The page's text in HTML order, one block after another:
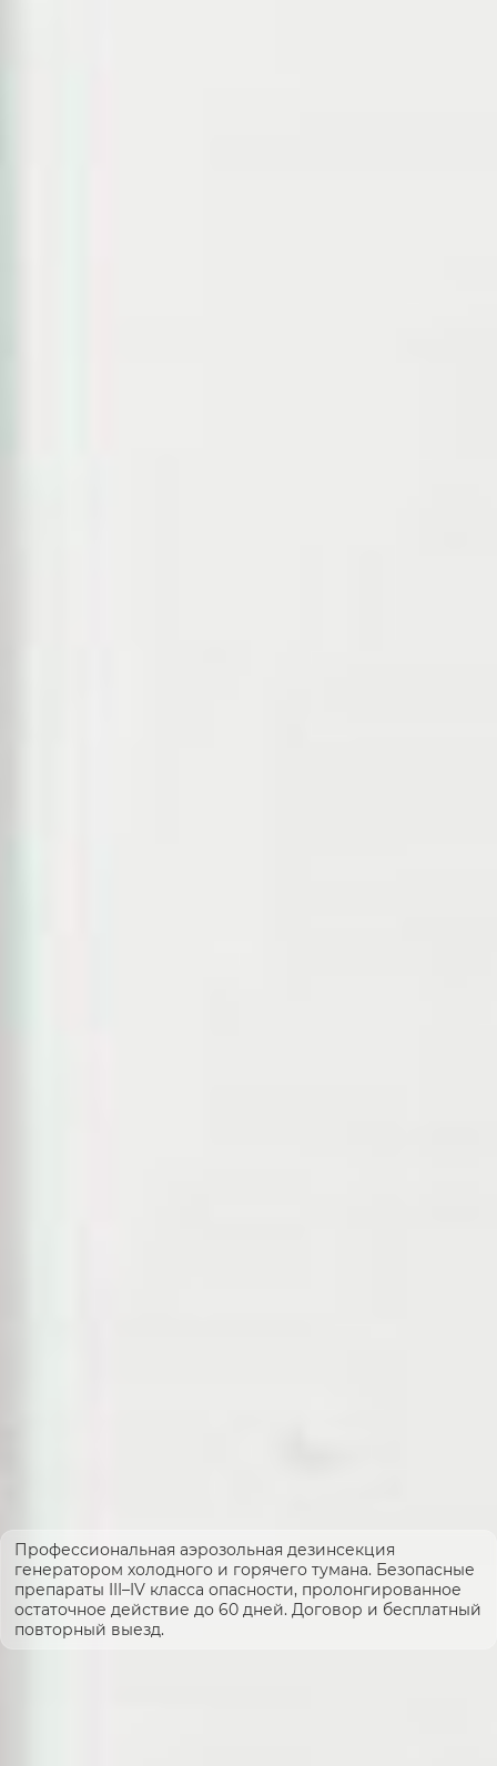
Профессиональная аэрозольная дезинсекция
генератором холодного и горячего тумана. Безопасные
препараты III–IV класса опасности, пролонгированное
остаточное действие до 60 дней. Договор и бесплатный
повторный выезд.